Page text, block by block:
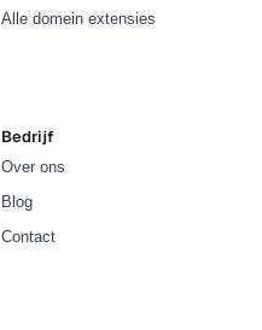
Alle domein extensies
Bedrijf
Over ons
Blog
Contact